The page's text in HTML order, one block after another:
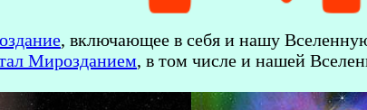
, включающее в себя и нашу
Мирозданием, в том числе и нашей